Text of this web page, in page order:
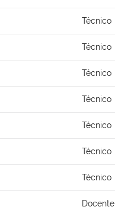
Técnico
Técnico
Técnico
Técnico
Técnico
Técnico
Técnico
Docente